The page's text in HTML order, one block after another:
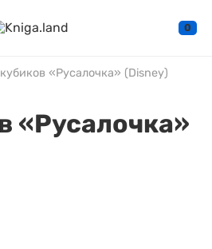
0
«Русалочка» (Disney)
«Русалочка»